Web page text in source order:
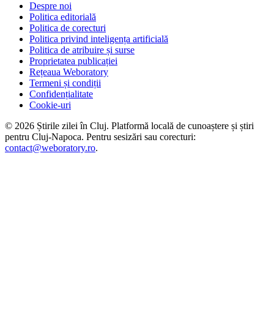
Despre noi
Politica editorială
Politica de corecturi
Politica privind inteligența artificială
Politica de atribuire și surse
Proprietatea publicației
Rețeaua Weboratory
Termeni și condiții
Confidențialitate
Cookie-uri
© 2026 Știrile zilei în Cluj. Platformă locală de cunoaștere și știri
pentru Cluj-Napoca. Pentru sesizări sau corecturi:
contact@weboratory.ro.